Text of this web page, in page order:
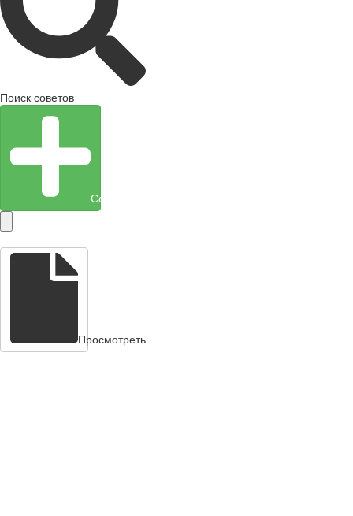
Поиск советов
Создать объект
Просмотреть